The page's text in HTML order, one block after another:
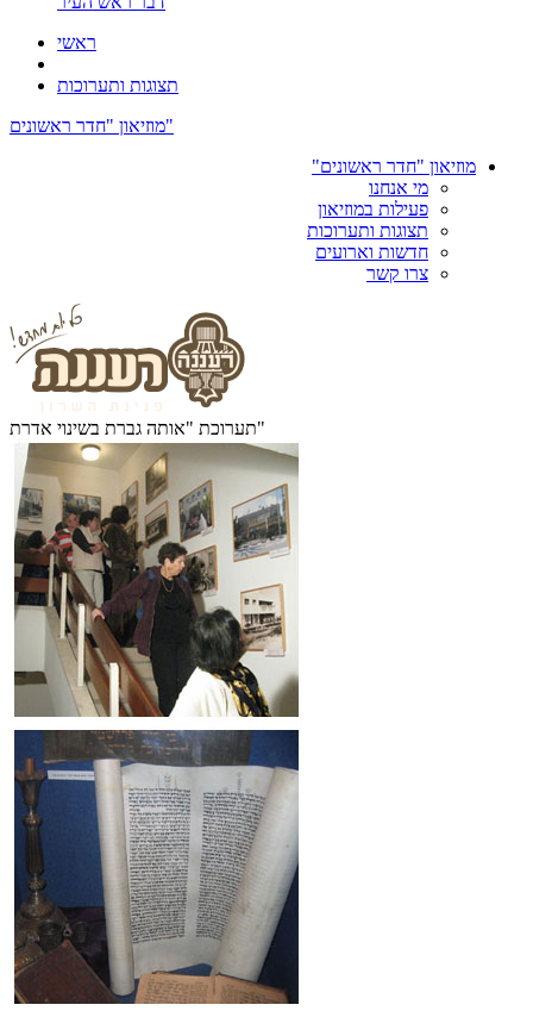
ראשי
תצוגות ותערוכות
מוזיאון "חדר ראשונים"
מוזיאון "חדר ראשונים"
מי אנחנו
פעילות במוזיאון
תצוגות ותערוכות
חדשות וארועים
צרו קשר
תערוכת "אותה גברת בשינוי אדרת"